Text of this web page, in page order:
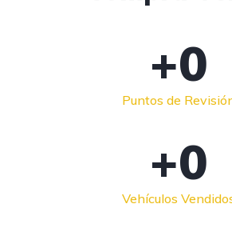
Puntos de
+0
Vehículos
+0